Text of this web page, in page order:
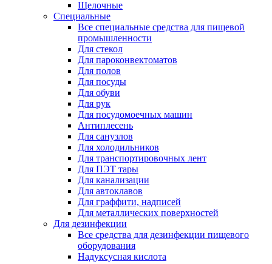
Щелочные
Специальные
Все специальные средства для пищевой
промышленности
Для стекол
Для пароконвектоматов
Для полов
Для посуды
Для обуви
Для рук
Для посудомоечных машин
Антиплесень
Для санузлов
Для холодильников
Для транспортировочных лент
Для ПЭТ тары
Для канализации
Для автоклавов
Для граффити, надписей
Для металлических поверхностей
Для дезинфекции
Все средства для дезинфекции пищевого
оборудования
Надуксусная кислота